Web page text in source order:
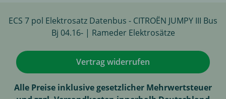
ECS 7 pol Elektrosatz Datenbus - CITROËN JUMPY III Bus
Bj 04.16- | Rameder Elektrosätze
Vertrag widerrufen
Alle Preise inklusive gesetzlicher Mehrwertsteuer